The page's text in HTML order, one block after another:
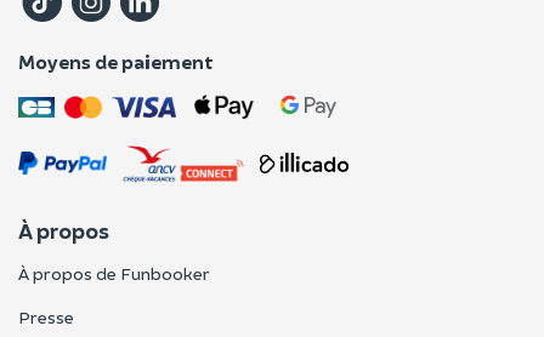
Moyens de paiement
À propos
À propos de Funbooker
Presse